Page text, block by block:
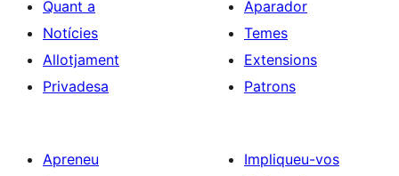
Quant a
Notícies
Allotjament
Privadesa
Aparador
Temes
Extensions
Patrons
Apreneu
Impliqueu-vos